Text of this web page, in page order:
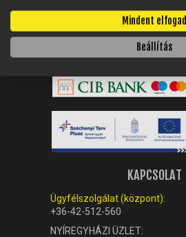
KAPCSOLAT
Ügyfélszolgálat (központ):
+36-42-512-560
NYÍREGYHÁZI ÜZLET:
Mindent elfogad
Beállítás